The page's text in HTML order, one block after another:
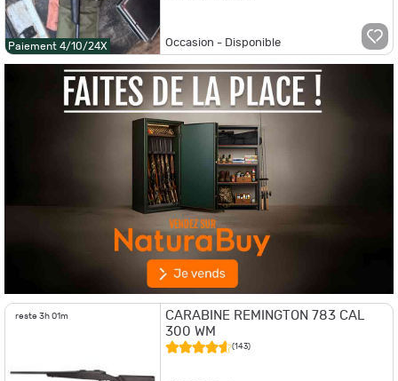
Paiement 4/10/24X Occasion - Disponible
reste 3h 01m
CARABINE REMINGTON 783 CAL
300 WM
(143)